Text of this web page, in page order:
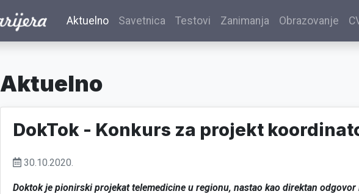
Aktuelno Savetnica Testovi Zanimanja Obrazovanje
Aktuelno
DokTok - Konkurs za projekt
30.10.2020.
Doktok je pionirski projekat telemedicine u regionu, nastao kao direktan odgovor